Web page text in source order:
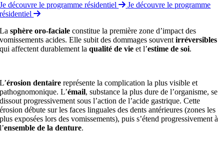
Je découvre le programme résidentiel
Je découvre le programme
résidentiel
Lasphère oro-faciale constitue la première zone d’impact des
vomissements acides. Elle subit des dommages souventirréversibles
qui affectent durablement laqualité de vie et l’estime de soi.
L’érosion dentaire représente la complication la plus visible et
pathognomonique. L’émail, substance la plus dure de l’organisme, se
dissout progressivement sous l’action de l’acide gastrique. Cette
érosion débute sur les faces linguales des dents antérieures (zones les
plus exposées lors des vomissements), puis s’étend progressivement à
l’ensemble de la denture.